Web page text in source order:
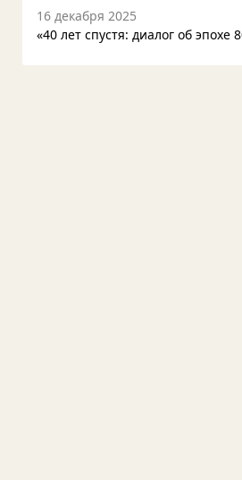
16 декабря 2025
«40 лет спустя: диалог об эпохе